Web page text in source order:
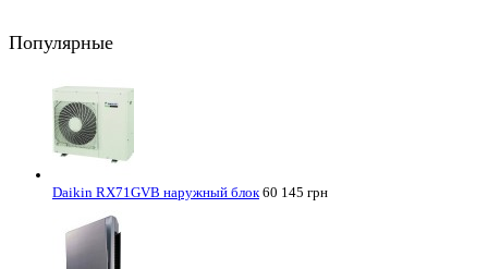
Популярные
Daikin RX71GVB наружный блок 60 145 грн